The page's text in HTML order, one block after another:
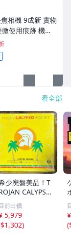
相機 9成新 實物
使用痕跡 機身
修無翻新-3430
看全部
少廃盤美品！T
CALYPSO
SET 50曲 3C
前出價
5,979
$1,302)
(